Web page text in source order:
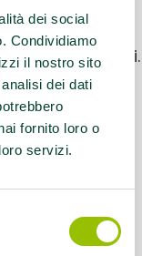
dei social
Condividiamo
il nostro sito
dei dati
fornito loro o
servizi.
cittadini, o
a Rimini.
alle donne
Rimini
Gruppi di